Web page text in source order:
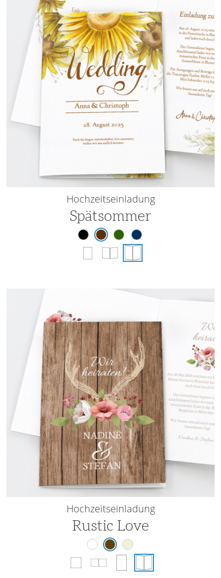
Hochzeitseinladung
Spätsommer
Hochzeitseinladung
Rustic Love